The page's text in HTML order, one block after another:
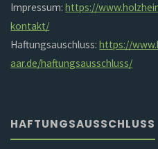
Impressum:https://
kontakt/
Haftungsauschluss:https://
aar.de/haftungsausschluss/
HAFTUNGSAUSSCHLUSS